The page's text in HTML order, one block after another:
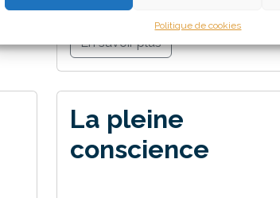
Politique de cookies
En savoir plus
La pleine
conscience